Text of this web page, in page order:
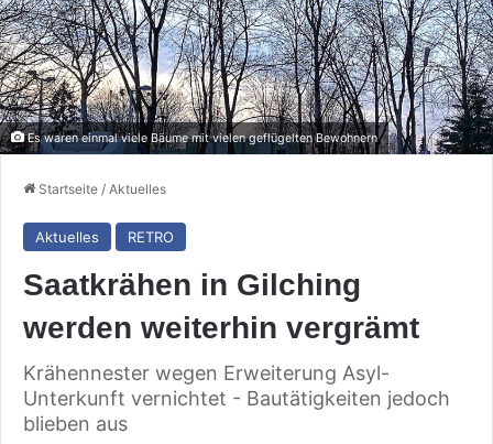
Es waren einmal viele Bäume mit vielen geflügelten Bewohnern
Startseite / Aktuelles
Aktuelles RETRO
Saatkrähen in Gilching
werden weiterhin vergrämt
Krähennester wegen Erweiterung Asyl-
Unterkunft vernichtet - Bautätigkeiten jedoch
blieben aus